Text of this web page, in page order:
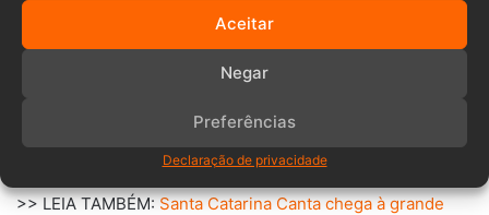
Aceitar
Negar
Preferências
Declaração de privacidade
a chance de se apresentar em um concerto da Camerata
Florianópolis na temporada 2025/2026.
A final reuniu 21 candidatos selecionados entre mais de
1.300 inscritos, após audições que percorreram 23
cidades catarinenses desde julho.
>> LEIA TAMBÉM:Santa Catarina Canta chega à grande